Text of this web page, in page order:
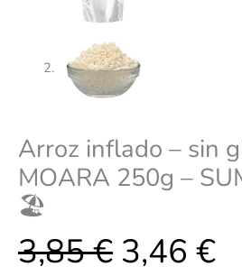
Arroz inflado – sin
MOARA 250g –
🏖️
3,85€ 3,46 €